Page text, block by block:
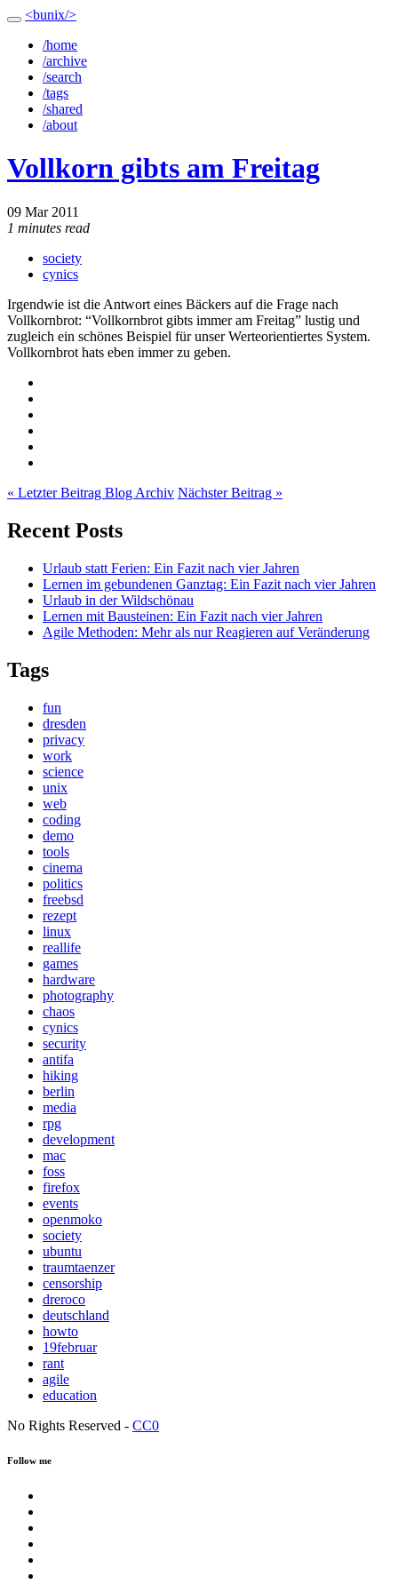
<bunix/>
/home
/archive
/search
/tags
/shared
/about
Vollkorn gibts am Freitag
09 Mar 2011
1 minutes read
society
cynics
Irgendwie ist die Antwort eines Bäckers auf die Frage nach
Vollkornbrot: “Vollkornbrot gibts immer am Freitag” lustig und
zugleich ein schönes Beispiel für unser Werteorientiertes System.
Vollkornbrot hats eben immer zu geben.
« Letzter Beitrag Blog Archiv Nächster Beitrag »
Recent Posts
Urlaub statt Ferien: Ein Fazit nach vier Jahren
Lernen im gebundenen Ganztag: Ein Fazit nach vier Jahren
Urlaub in der Wildschönau
Lernen mit Bausteinen: Ein Fazit nach vier Jahren
Agile Methoden: Mehr als nur Reagieren auf Veränderung
Tags
fun
dresden
privacy
work
science
unix
web
coding
demo
tools
cinema
politics
freebsd
rezept
linux
reallife
games
hardware
photography
chaos
cynics
security
antifa
hiking
berlin
media
rpg
development
mac
foss
firefox
events
openmoko
society
ubuntu
traumtaenzer
censorship
dreroco
deutschland
howto
19februar
rant
agile
education
No Rights Reserved - CC0
Follow me